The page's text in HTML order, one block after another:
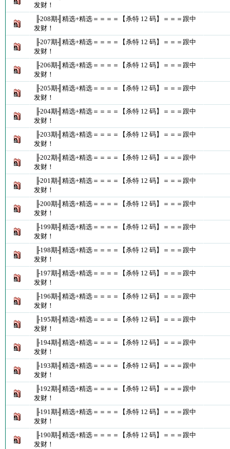
发财！
╟208期╢精选+精选＝＝＝＝【杀特 12 码】＝＝＝跟中
发财！
╟207期╢精选+精选＝＝＝＝【杀特 12 码】＝＝＝跟中
发财！
╟206期╢精选+精选＝＝＝＝【杀特 12 码】＝＝＝跟中
发财！
╟205期╢精选+精选＝＝＝＝【杀特 12 码】＝＝＝跟中
发财！
╟204期╢精选+精选＝＝＝＝【杀特 12 码】＝＝＝跟中
发财！
╟203期╢精选+精选＝＝＝＝【杀特 12 码】＝＝＝跟中
发财！
╟202期╢精选+精选＝＝＝＝【杀特 12 码】＝＝＝跟中
发财！
╟201期╢精选+精选＝＝＝＝【杀特 12 码】＝＝＝跟中
发财！
╟200期╢精选+精选＝＝＝＝【杀特 12 码】＝＝＝跟中
发财！
╟199期╢精选+精选＝＝＝＝【杀特 12 码】＝＝＝跟中
发财！
╟198期╢精选+精选＝＝＝＝【杀特 12 码】＝＝＝跟中
发财！
╟197期╢精选+精选＝＝＝＝【杀特 12 码】＝＝＝跟中
发财！
╟196期╢精选+精选＝＝＝＝【杀特 12 码】＝＝＝跟中
发财！
╟195期╢精选+精选＝＝＝＝【杀特 12 码】＝＝＝跟中
发财！
╟194期╢精选+精选＝＝＝＝【杀特 12 码】＝＝＝跟中
发财！
╟193期╢精选+精选＝＝＝＝【杀特 12 码】＝＝＝跟中
发财！
╟192期╢精选+精选＝＝＝＝【杀特 12 码】＝＝＝跟中
发财！
╟191期╢精选+精选＝＝＝＝【杀特 12 码】＝＝＝跟中
发财！
╟190期╢精选+精选＝＝＝＝【杀特 12 码】＝＝＝跟中
发财！